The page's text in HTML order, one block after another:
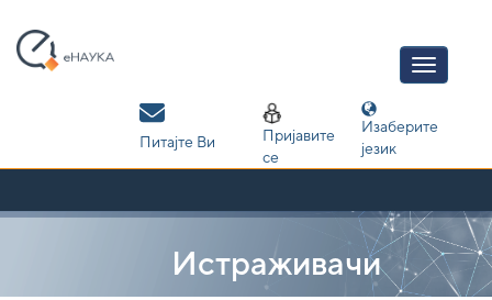
navigation
Питајте Ви
Пријавите
се
Изаберите
језик
Истраживачи